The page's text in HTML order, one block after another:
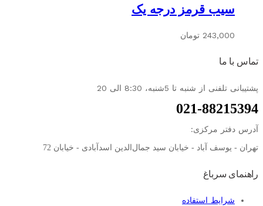
سیب قرمز درجه یک
243,000 تومان
تماس با ما
پشتیبانی تلفنی از شنبه تا 5شنبه، 8:30 الی 20
021-88215394
آدرس دفتر مرکزی:
تهران - یوسف آباد - خیابان سید جمال‌الدین اسدآبادی - خیابان 72
راهنمای سرباغ
شرایط استفاده